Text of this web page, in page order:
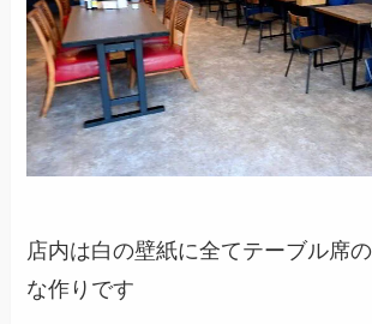
店内は白の壁紙に全てテーブル席
な作りです